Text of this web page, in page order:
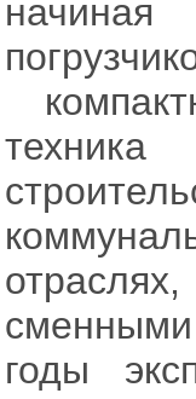
начиная
годы